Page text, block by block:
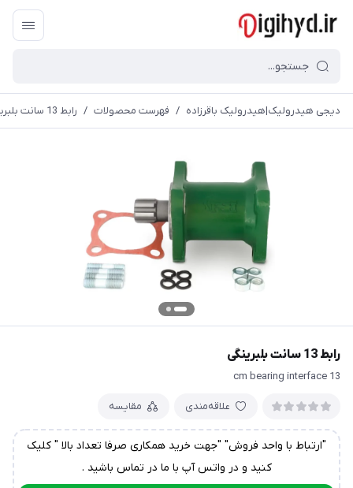
دیجی هیدرولیک|هیدرولیک باقرزاده / فهرست محصولات / رابط 13 سانت بلبرینگی
رابط 13 سانت بلبرینگی
13 cm bearing interface
علاقه‌مندی مقایسه
"ارتباط با واحد فروش" "جهت خرید همکاری صرفا تعداد بالا " کلیک
کنید و در واتس آپ با ما در تماس باشید .